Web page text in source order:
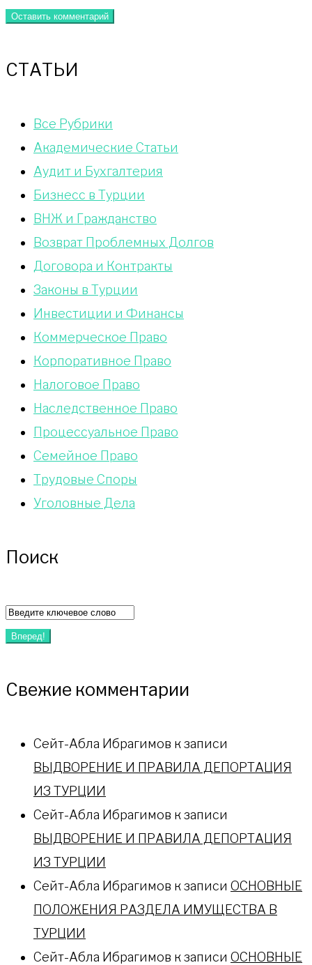
СТАТЬИ
Bce Pyбрики
Академические Статьи
Аудит и Бухгалтерия
Бизнесс в Турции
ВНЖ и Гражданство
Возврат Проблемных Долгов
Договора и Контракты
Законы в Турции
Инвестиции и Финансы
Коммерческое Право
Корпоративное Право
Налоговое Право
Наследственное Право
Процессуальное Право
Сeмейное Право
Трудовые Споры
Уголовные Дела
Поиск
Искать:
Вперед!
Свежие комментарии
Сейт-Абла Ибрагимов к записи
ВЫДВОРЕНИЕ И ПРАВИЛА ДЕПОРТАЦИЯ
ИЗ ТУРЦИИ
Сейт-Абла Ибрагимов к записи
ВЫДВОРЕНИЕ И ПРАВИЛА ДЕПОРТАЦИЯ
ИЗ ТУРЦИИ
Сейт-Абла Ибрагимов к записи ОСНОВНЫЕ
ПОЛОЖЕНИЯ РАЗДЕЛА ИМУЩЕСТВА В
ТУРЦИИ
Сейт-Абла Ибрагимов к записи ОСНОВНЫЕ